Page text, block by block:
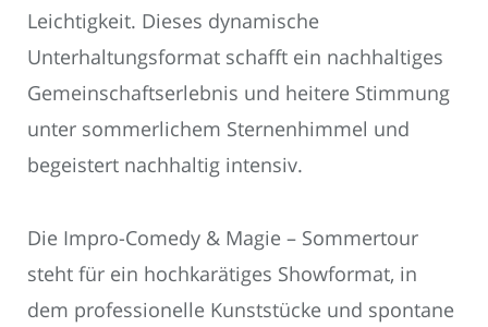
Leichtigkeit. Dieses dynamische
Unterhaltungsformat schafft ein nachhaltiges
Gemeinschaftserlebnis und heitere Stimmung
unter sommerlichem Sternenhimmel und
begeistert nachhaltig intensiv.
Die Impro-Comedy & Magie – Sommertour
steht für ein hochkarätiges Showformat, in
dem professionelle Kunststücke und spontane